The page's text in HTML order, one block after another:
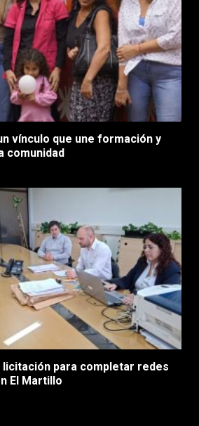
vínculo que une formación y
comunidad
licitación para completar redes
El Martillo